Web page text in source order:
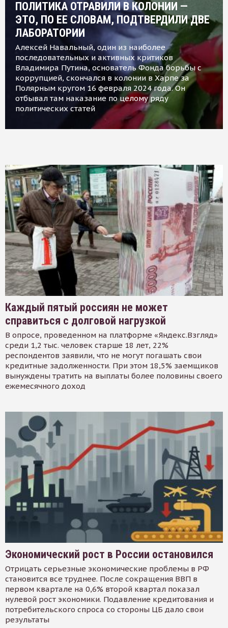
ПОЛИТИКА ОТРАВИЛИ В КОЛОНИИ —
ЭТО, ПО ЕЕ СЛОВАМ, ПОДТВЕРДИЛИ ДВЕ
ЛАБОРАТОРИИ
Алексей Навальный, один из наиболее
последовательных и активных критиков
Владимира Путина, основатель Фонда борьбы с
коррупцией, скончался в колонии в Харпе за
Полярным кругом 16 февраля 2024 года. Он
отбывал там наказание по целому ряду
политических статей
Каждый пятый россиян не может
справиться с долговой нагрузкой
В опросе, проведенном на платформе «Яндекс.Взгляд»
среди 1,2 тыс. человек старше 18 лет, 22%
респондентов заявили, что не могут погашать свои
кредитные задолженности. При этом 18,5% заемщиков
вынуждены тратить на выплаты более половины своего
ежемесячного доход
Экономический рост в России остановился
Отрицать серьезные экономические проблемы в РФ
становится все труднее. После сокращения ВВП в
первом квартале на 0,6% второй квартал показал
нулевой рост экономики. Подавление кредитования и
потребительского спроса со стороны ЦБ дало свои
результаты